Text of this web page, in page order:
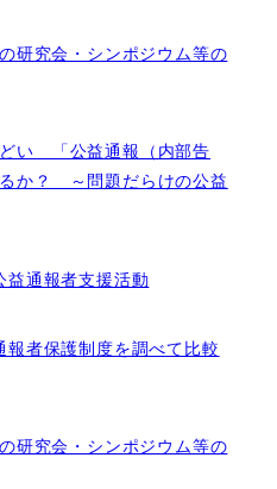
研究会・シンポジウム等の
い 「公益通報（内部告
か？ ～問題だらけの公益
通報者支援活動
者保護制度を調べて比較
研究会・シンポジウム等の